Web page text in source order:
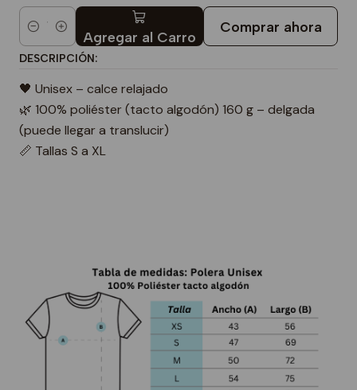
Cantidad Agregar al Carro
Comprar ahora
DESCRIPCIÓN:
🖤 Unisex – calce relajado
🌿 100% poliéster (tacto algodón) 160 g – delgada
(puede llegar a translucir)
📏 Tallas S a XL